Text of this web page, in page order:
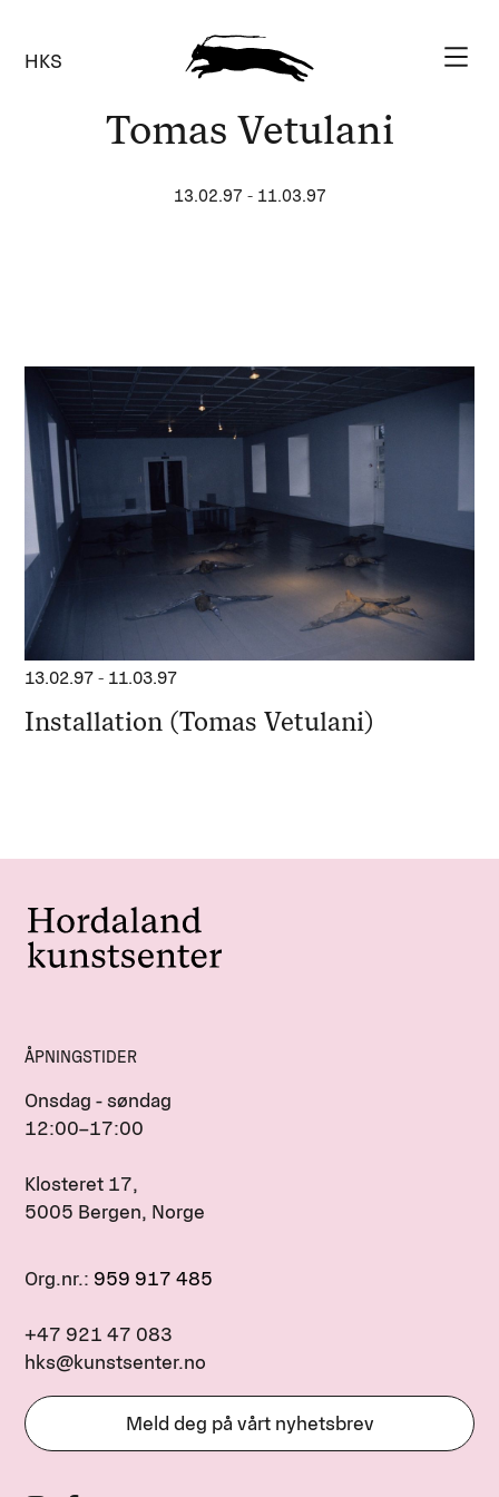
HKS
Tomas Vetulani
13.02.97 - 11.03.97
13.02.97 - 11.03.97
Installation (Tomas Vetulani)
ÅPNINGSTIDER
Onsdag - søndag
12:00–17:00
Klosteret 17,
5005 Bergen, Norge
Org.nr.: 959 917 485
+47 921 47 083
hks@kunstsenter.no
Meld deg på vårt nyhetsbrev